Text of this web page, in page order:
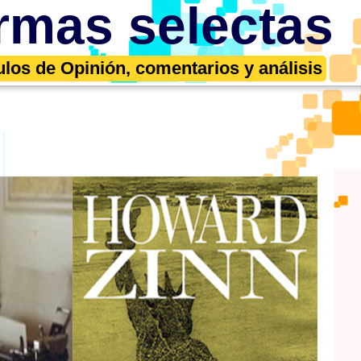
selectas
de Opinión, comentarios y análisis